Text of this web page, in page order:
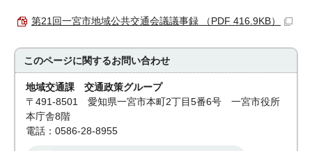
第21回一宮市地域公共交通会議議事録 （PDF 416.9KB）
このページに関するお問い合わせ
地域交通課 交通政策グループ
〒491-8501 愛知県一宮市本町2丁目5番6号 一宮市役所
本庁舎8階
電話：0586-28-8955